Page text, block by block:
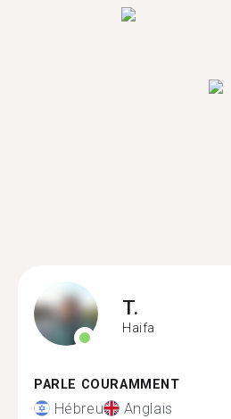
T.
Haifa
PARLE COURAMMENT
Hébreu Anglais